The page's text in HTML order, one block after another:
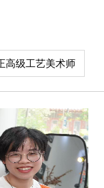
高级工艺美术师